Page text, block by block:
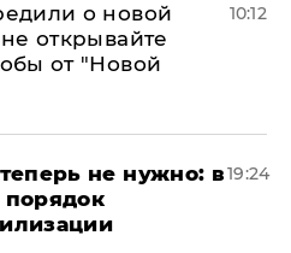
о новой
открывайте
от "Новой
10:12
не нужно: в19:24